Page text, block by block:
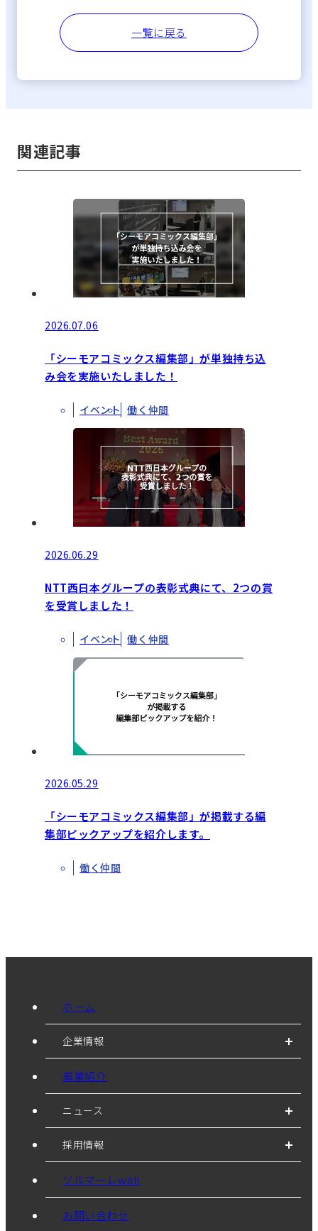
一覧に戻る
関連記事
2026.07.06
「シーモアコミックス編集部」が単独持ち込
み会を実施いたしました！
イベント 働く仲間
2026.06.29
NTT西日本グループの表彰式典にて、2つの賞
を受賞しました！
イベント 働く仲間
2026.05.29
「シーモアコミックス編集部」が掲載する編
集部ピックアップを紹介します。
働く仲間
ホーム
企業情報
事業紹介
ニュース
採用情報
ソルマーレwith
お問い合わせ